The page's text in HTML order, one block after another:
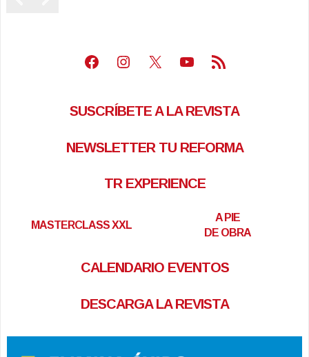
Facebook
Instagram
X Youtube
Feed RSS
SUSCRÍBETE A LA REVISTA
NEWSLETTER TU REFORMA
TR EXPERIENCE
MASTERCLASS XXL
A PIE
DE OBRA
CALENDARIO EVENTOS
DESCARGA LA REVISTA